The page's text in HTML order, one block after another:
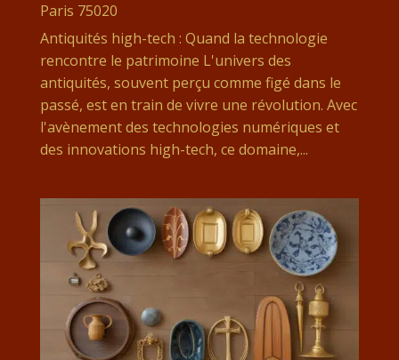
Paris 75020
Antiquités high-tech : Quand la technologie
rencontre le patrimoine L'univers des
antiquités, souvent perçu comme figé dans le
passé, est en train de vivre une révolution. Avec
l'avènement des technologies numériques et
des innovations high-tech, ce domaine,...